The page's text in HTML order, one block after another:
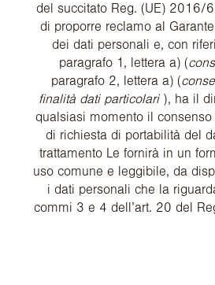
del succitato Reg. (UE) 2016/
di proporre reclamo al
dei dati personali e, con
paragrafo 1, lettera a) (
paragrafo 2, lettera a) (
finalità dati particolari), ha il
qualsiasi momento il
di richiesta di portabilità del
trattamento Le fornirà in un
uso comune e leggibile, da
i dati personali che la
commi 3 e 4 dell’art. 20 del